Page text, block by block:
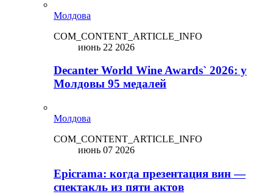
Молдова
COM_CONTENT_ARTICLE_INFO
июнь 22 2026
Decanter World Wine Awards` 2026: у
Молдовы 95 медалей
Молдова
COM_CONTENT_ARTICLE_INFO
июнь 07 2026
Epicrama: когда презентация вин —
спектакль из пяти актов